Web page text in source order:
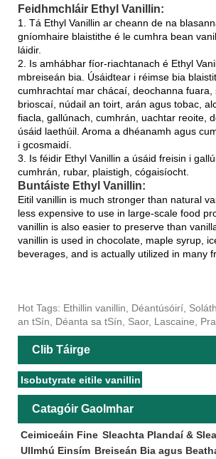
Feidhmchláir Ethyl Vanillin:
1. Tá Ethyl Vanillin ar cheann de na
gníomhaire blaistithe é le cumhra bean
láidir.
2. Is amhábhar fíor-riachtanach é Ethyl
mbreiseán bia. Úsáidtear i réimse bia
cumhrachtaí mar chácaí, deochanna fuara,
brioscaí, núdail an toirt, arán agus tobac,
fiacla, gallúnach, cumhrán, uachtar reoite,
úsáid laethúil. Aroma a dhéanamh agus
i gcosmaidí.
3. Is féidir Ethyl Vanillin a úsáid freisin i
cumhrán, rubar, plaistigh, cógaisíocht.
Buntáiste Ethyl Vanillin:
Eitil vanillin is much stronger than natural
less expensive to use in large-scale food
vanillin is also easier to preserve than
vanillin is used in chocolate, maple syrup,
beverages, and is actually utilized in many
Hot Tags: Ethillin vanillin, Déantúsóirí,
an tSín, Déanta sa tSín, Saor, Lascaine,
Clib Táirge
Isobutyrate eitile vanillin
Catagóir Gaolmhar
Ceimiceáin Fine Sleachta Plandaí &
Ullmhú Einsím Breiseán Bia agus